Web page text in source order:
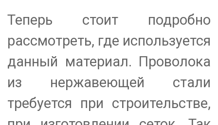
Теперь стоит подробно
рассмотреть, где используется
данный материал. Проволока
из нержавеющей стали
требуется при строительстве,